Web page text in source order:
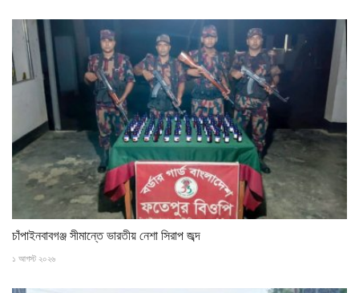
চাঁপাইনবাবগঞ্জ সীমান্তে ভারতীয় নেশা সিরাপ জব্দ
১ আগস্ট ২০২৬